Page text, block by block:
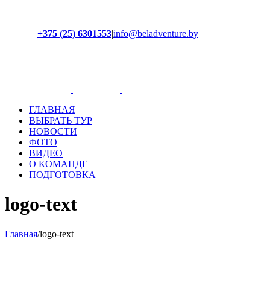
+375 (25) 6301553|info@beladventure.by
ГЛАВНАЯ
ВЫБРАТЬ ТУР
НОВОСТИ
ФОТО
ВИДЕО
О КОМАНДЕ
ПОДГОТОВКА
logo-text
Главная/logo-text